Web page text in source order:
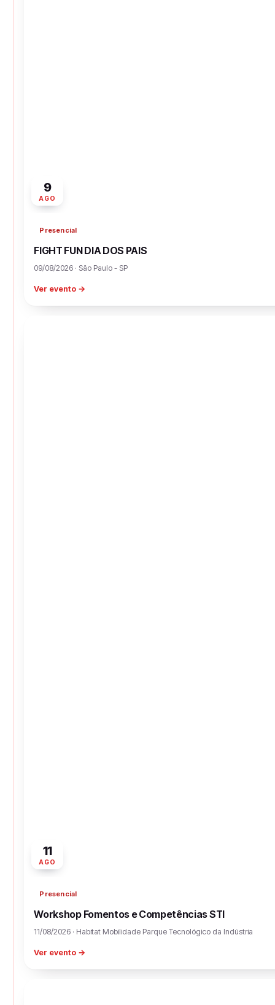
9
AGO
Presencial
FIGHT FUN DIA DOS PAIS
09/08/2026 · São Paulo - SP
Ver evento →
11
AGO
Presencial
Workshop Fomentos e Competências STI
11/08/2026 · Habitat Mobilidade Parque Tecnológico da Indústria
Ver evento →